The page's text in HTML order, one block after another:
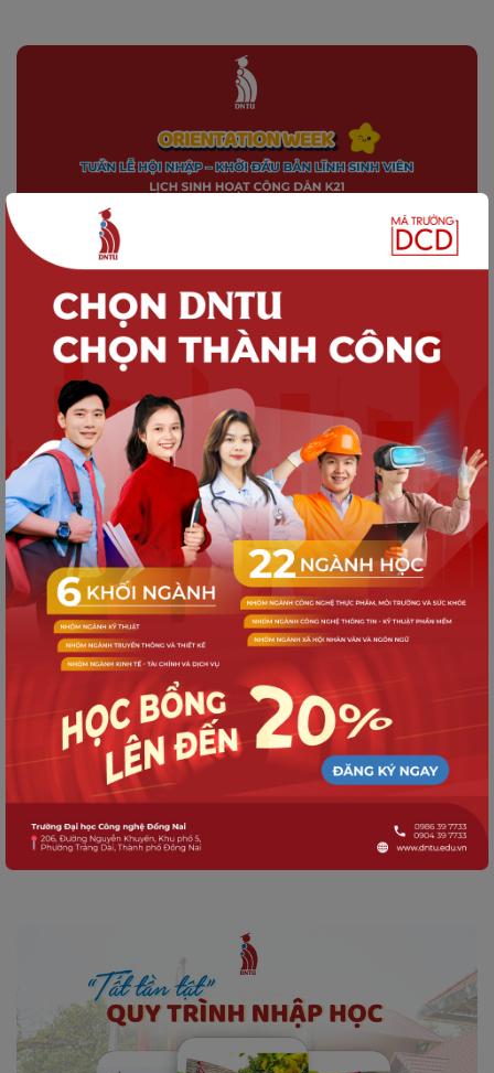
HOẠT ĐỘNG DNTU
Lịch sinh hoạt công dân K21: Tuần lễ
hội nhập – Khởi đầu bản lĩnh sinh viên
SINH VIÊN DNTU
Thông báo Về việc xét duyệt và trao
tặng học bổng Mirinda năm 2025